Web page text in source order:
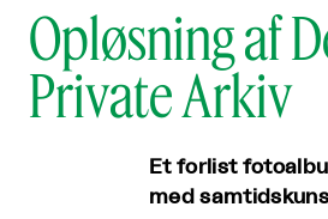
Opløsning af
Private Arkiv
Et forlist
med